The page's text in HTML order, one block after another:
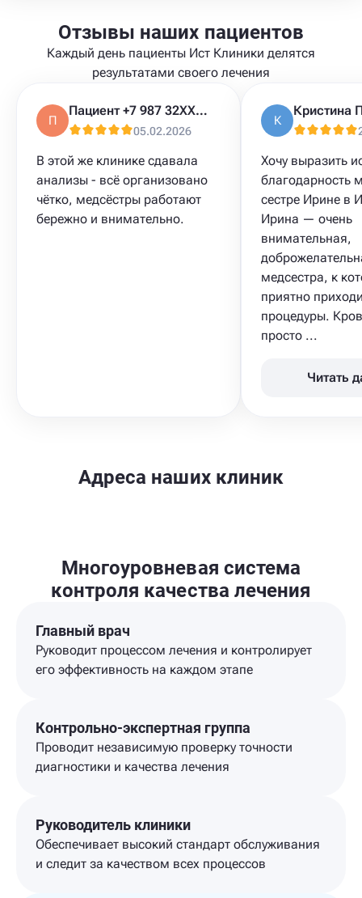
Отзывы наших пациентов
Каждый день пациенты Ист Клиники делятся
результатами своего лечения
П
Пациент +7 987 32XXXXX
05.02.2026
В этой же клинике сдавала
анализы​ - всё организовано
чётко, медсёстры работают
бережно и внимательно.
К
Хочу выразить
благодарность
сестре Ирине в
Ирина — очень
внимательная,
медсестра, к
приятно
процедуры.
просто ...
Читать
Адреса наших клиник
Многоуровневая система
контроля качества лечения
Главный врач
Руководит процессом лечения и контролирует
его эффективность на каждом этапе
Контрольно-экспертная группа
Проводит независимую проверку точности
диагностики и качества лечения
Руководитель клиники
Обеспечивает высокий стандарт обслуживания
и следит за качеством всех процессов